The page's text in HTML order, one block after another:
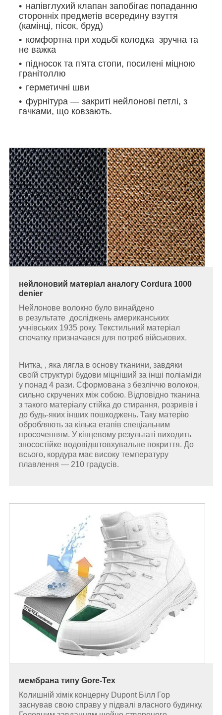
напівглухий клапан запобігає попаданню
сторонніх предметів всередину взуття
(камінці, пісок, бруд)
комфортна при ходьбі колодка зручна та
не важка
підносок та п'ята стопи, посилені міцною
гранітоллю
герметичні шви
фурнітура — закриті нейлонові петлі, з
гачками, що ковзають.
нейлоновий матеріал аналогу Cordura 1000
denier
Нейлонове волокно було винайдено
в результате досліджень американських
учнівських 1935 року. Текстильний матеріал
спочатку призначався для потреб військових.
Нитка, , яка лягла в основу тканини, завдяки
своїй структурі будови міцніший за інші поліаміди
у понад 4 рази. Сформована з безліччю волокон,
сильно скручених між собою. Відповідно тканина
з такого матеріалу стійка до стирання, розривів і
до будь-яких інших пошкоджень. Таку матерію
обробляють за кілька етапів спеціальним
просоченням. У кінцевому результаті виходить
зносостійке водовідштовхувальне покриття. До
всього, кордура має високу температуру
плавлення — 210 градусів.
мембрана типу Gore-Tex
Колишній хімік концерну Dupont Білл Гор
заснував свою справу у підвалі власного будинку.